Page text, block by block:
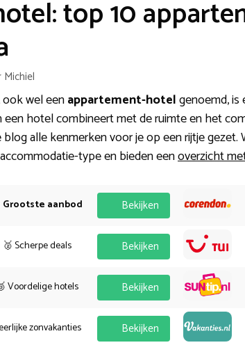
top 10
Michiel
wel eenappartement-hotelgenoemd, is
een hotel combineert met de ruimte en het
alle kenmerken voor je op een rijtje
type en bieden eenoverzicht
Grootste aanbod Bekijken
🥈 Scherpe deals Bekijken
Voordelige hotels Bekijken
zonvakanties Bekijken